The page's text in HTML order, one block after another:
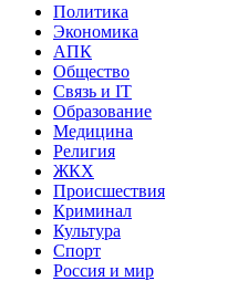
Политика
Экономика
АПК
Общество
Связь и IT
Образование
Медицина
Религия
ЖКХ
Происшествия
Криминал
Культура
Спорт
Россия и мир